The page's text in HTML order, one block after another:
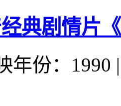
典剧情片
年份：1990 |